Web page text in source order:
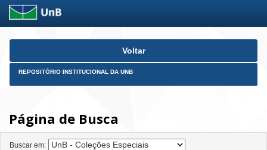
Skip
Voltar
REPOSITÓRIO INSTITUCIONAL DA UNB
Página de Busca
Buscar em: